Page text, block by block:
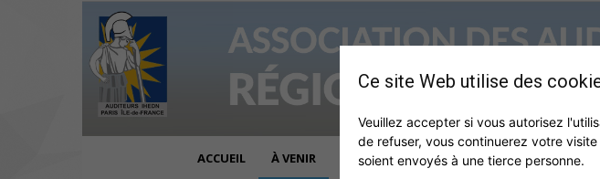
ACCUEIL À VENIR ACTUALITÉS QUI SOMMES NOUS ?
Ce site Web utilise des
Veuillez accepter si vous autorisez
de refuser, vous continuerez votre
soient envoyés à une tierce personne.